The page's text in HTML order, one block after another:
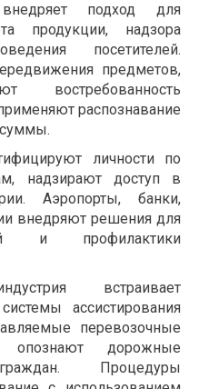
подход для
продукции, надзора
посетителей.
предметов,
востребованность
распознавание
личности по
надзирают доступ в
Аэропорты, банки,
внедряют решения для
и профилактики
встраивает
ассистирования
перевозочные
дорожные
Процедуры